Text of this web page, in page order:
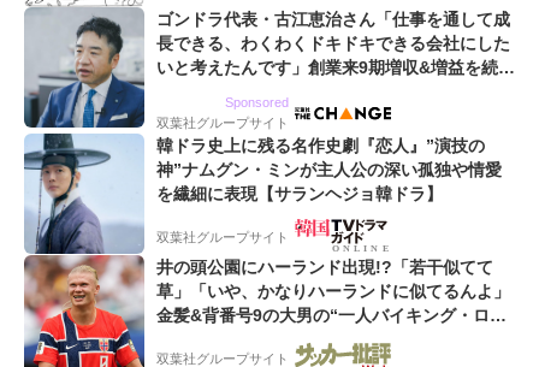
ゴンドラ代表・古江恵治さん「仕事を通して成
長できる、わくわくドキドキできる会社にした
いと考えたんです」創業来9期増収&増益を続け
Sponsored
双葉社グループサイト
韓ドラ史上に残る名作史劇『恋人』”演技の
神”ナムグン・ミンが主人公の深い孤独や情愛
を繊細に表現【サランヘジョ韓ドラ】
双葉社グループサイト
井の頭公園にハーランド出現!?「若干似てて
草」「いや、かなりハーランドに似てるんよ」
金髪&背番号9の大男の“一人バイキング・ロ
ー”映像が話題!「元気をもらった」
双葉社グループサイト